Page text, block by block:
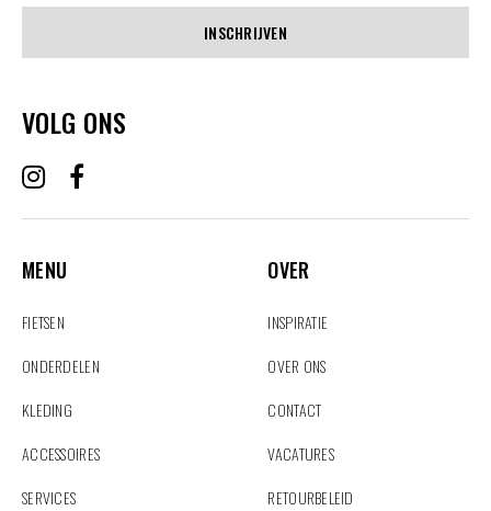
INSCHRIJVEN
VOLG ONS
MENU
FIETSEN
ONDERDELEN
KLEDING
ACCESSOIRES
SERVICES
OVER
INSPIRATIE
OVER ONS
CONTACT
VACATURES
RETOURBELEID